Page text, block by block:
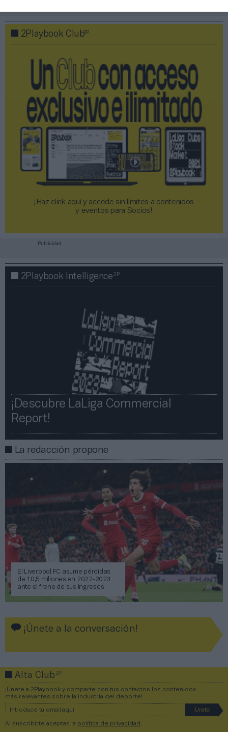
2Playbook Club2P
¡Haz click aquí y accede sin límites a contenidos
y eventos para Socios!​​​​​​​
Publicidad
2Playbook Intelligence2P
¡Descubre LaLiga Commercial
Report!​​
La redacción propone
El Liverpool FC asume pérdidas
de 10,5 millones en 2022-2023
ante el freno de sus ingresos
¡Únete a la conversación!
Alta Club2P
¡Únete a 2Playbook y comparte con tus contactos los contenidos
más relevantes sobre la industria del deporte!
Al suscribirte aceptas la política de privacidad